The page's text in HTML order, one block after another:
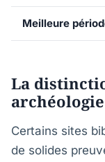
Meilleure
La
archéologie
Certains sites
de solides